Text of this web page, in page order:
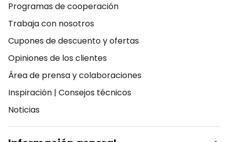
Programas de cooperación
Trabaja con nosotros
Cupones de descuento y ofertas
Opiniones de los clientes
Área de prensa y colaboraciones
Inspiración | Consejos técnicos
Noticias